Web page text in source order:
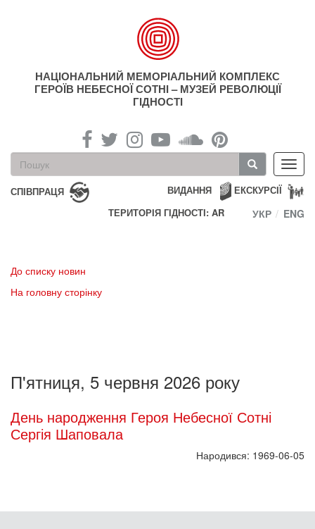
НАЦІОНАЛЬНИЙ МЕМОРІАЛЬНИЙ КОМПЛЕКС
ГЕРОЇВ НЕБЕСНОЇ СОТНІ – МУЗЕЙ РЕВОЛЮЦІЇ
ГІДНОСТІ
Пошукова
форма
Пошук
СПІВПРАЦЯ ЕКСКУРСІЇ
ВИДАННЯ
ТЕРИТОРІЯ ГІДНОСТІ: AR
УКР ENG
До списку новин
На головну сторінку
П'ятниця, 5 червня 2026 року
День народження Героя Небесної Сотні
Сергія Шаповала
Народився: 1969-06-05